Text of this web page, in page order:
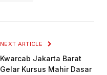
NEXT ARTICLE
Kwarcab Jakarta Barat
Gelar Kursus Mahir Dasar